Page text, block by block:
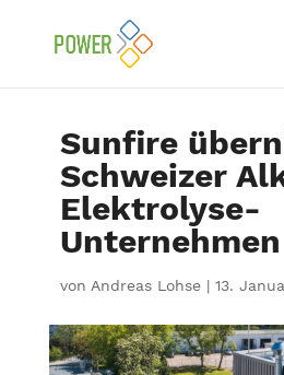
Sunfire
Schweizer
Elektrolyse-
von Andreas Lohse| 13.